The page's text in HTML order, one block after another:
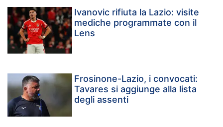
Ivanovic rifiuta la Lazio: visite
mediche programmate con il
Lens
Frosinone-Lazio, i convocati:
Tavares si aggiunge alla lista
degli assenti